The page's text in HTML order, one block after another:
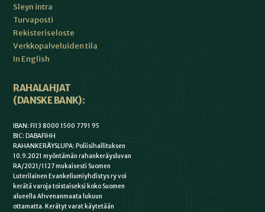
Sleyn intra
Turvaposti
Rekisteriseloste
Verkkopalveluiden tila
In English
RAHALAHJAT
(DANSKE BANK):
IBAN: FI13 8000 1500 7791 95
BIC: DABAFIHH
RAHANKERÄYSLUPA: Poliisihallituksen
10.9.2021 myöntämän rahankeräysluvan
RA/2021/1127 mukaisesti Suomen
Luterilainen Evankeliumiyhdistys ry voi
kerätä varoja toistaiseksi koko Suomen
alueella Ahvenanmaata lukuun
ottamatta. Kerätyt varat käytetään